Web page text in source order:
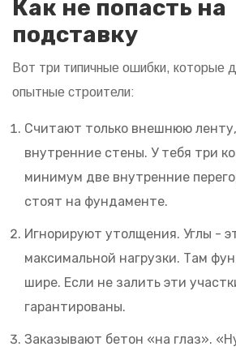
Как не попасть на
подставку
Вот три типичные ошибки, которые
опытные строители:
Считают только внешнюю
внутренние стены. У тебя три
минимум две внутренние
стоят на фундаменте.
Игнорируют утолщения. Углы -
максимальной нагрузки. Там
шире. Если не залить эти
гарантированы.
Заказывают бетон «на глаз».